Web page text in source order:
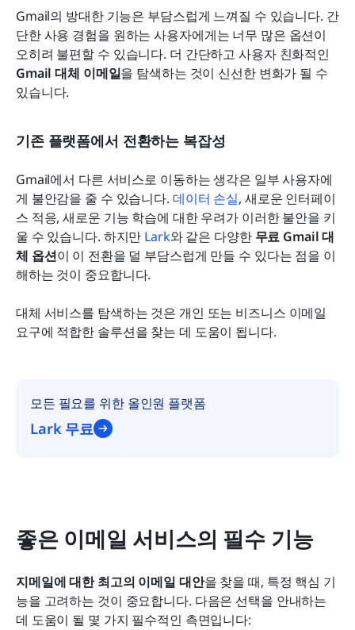
Gmail의 방대한 기능은 부담스럽게 느껴질 수 있습니다. 간
단한 사용 경험을 원하는 사용자에게는 너무 많은 옵션이
Gmail 대체 이메일을 탐색하는 것이 신선한 변화가 될 수
있습니다.
기존 플랫폼에서 전환하는 복잡성
Gmail에서 다른 서비스로 이동하는 생각은 일부 사용자에
게 불안감을 줄 수 있습니다. 데이터 손실, 새로운 인터페이
스 적응, 새로운 기능 학습에 대한 우려가 이러한 불안을 키
울 수 있습니다. 하지만 Lark와 같은 다양한 무료 Gmail 대
체 옵션이 이 전환을 덜 부담스럽게 만들 수 있다는 점을 이
해하는 것이 중요합니다.
대체 서비스를 탐색하는 것은 개인 또는 비즈니스 이메일
요구에 적합한 솔루션을 찾는 데 도움이 됩니다.
모든 필요를 위한 올인원 플랫폼
Lark 무료
좋은 이메일 서비스의 필수 기능
지메일에 대한 최고의 이메일 대안을 찾을 때, 특정 핵심 기
능을 고려하는 것이 중요합니다. 다음은 선택을 안내하는
데 도움이 될 몇 가지 필수적인 측면입니다: